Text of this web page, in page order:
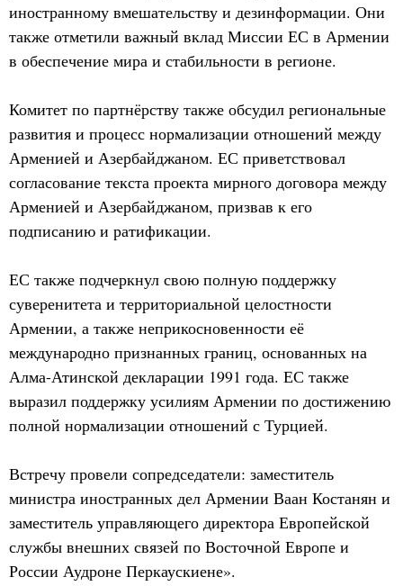
иностранному вмешательству и дезинформации. Они
также отметили важный вклад Миссии ЕС в Армении
в обеспечение мира и стабильности в регионе.
Комитет по партнёрству также обсудил региональные
развития и процесс нормализации отношений между
Арменией и Азербайджаном. ЕС приветствовал
согласование текста проекта мирного договора между
Арменией и Азербайджаном, призвав к его
подписанию и ратификации.
ЕС также подчеркнул свою полную поддержку
суверенитета и территориальной целостности
Армении, а также неприкосновенности её
международно признанных границ, основанных на
Алма-Атинской декларации 1991 года. ЕС также
выразил поддержку усилиям Армении по достижению
полной нормализации отношений с Турцией.
Встречу провели сопредседатели: заместитель
министра иностранных дел Армении Ваан Костанян и
заместитель управляющего директора Европейской
службы внешних связей по Восточной Европе и
России Аудроне Перкаускиене».